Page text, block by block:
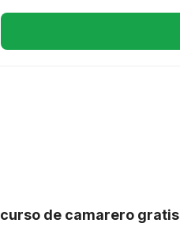
curso de camarero gratis